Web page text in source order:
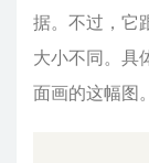
据。不过，它
大小不同。具
面画的这幅图。